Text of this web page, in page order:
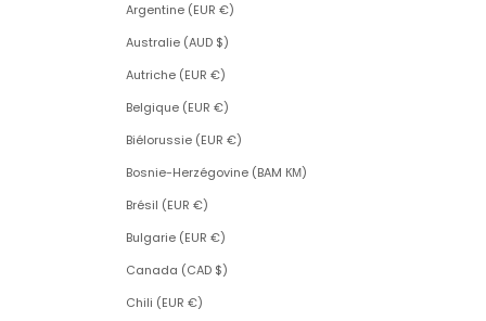
Argentine (EUR €)
Australie (AUD $)
Autriche (EUR €)
Belgique (EUR €)
Biélorussie (EUR €)
Bosnie-Herzégovine (BAM КМ)
Brésil (EUR €)
Bulgarie (EUR €)
Canada (CAD $)
Chili (EUR €)